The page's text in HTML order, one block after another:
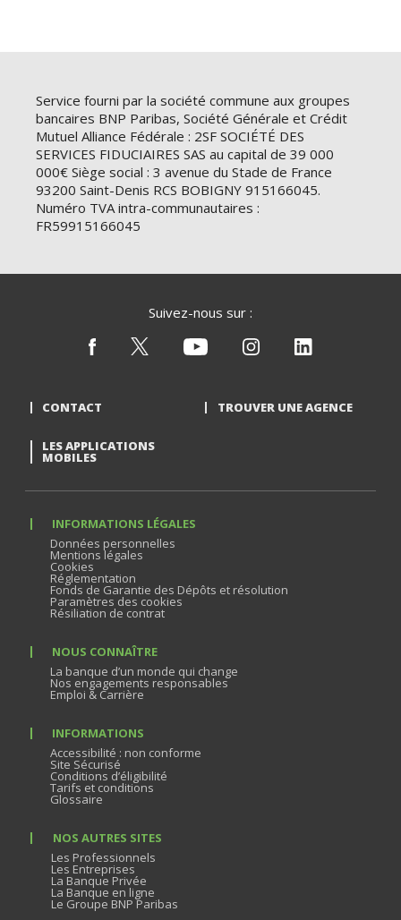
Service fourni par la société commune aux groupes
bancaires BNP Paribas, Société Générale et Crédit
Mutuel Alliance Fédérale : 2SF SOCIÉTÉ DES
SERVICES FIDUCIAIRES SAS au capital de 39 000
000€ Siège social : 3 avenue du Stade de France
93200 Saint-Denis RCS BOBIGNY 915166045.
Numéro TVA intra-communautaires :
FR59915166045
Suivez-nous sur :
CONTACT TROUVER UNE AGENCE
LES APPLICATIONS
MOBILES
INFORMATIONS LÉGALES
Données personnelles
Mentions légales
Cookies
Réglementation
Fonds de Garantie des Dépôts et résolution
Paramètres des cookies
Résiliation de contrat
NOUS CONNAÎTRE
La banque d’un monde qui change
Nos engagements responsables
Emploi & Carrière
INFORMATIONS
Accessibilité : non conforme
Site Sécurisé
Conditions d’éligibilité
Tarifs et conditions
Glossaire
NOS AUTRES SITES
Les Professionnels
Les Entreprises
La Banque Privée
La Banque en ligne
Le Groupe BNP Paribas